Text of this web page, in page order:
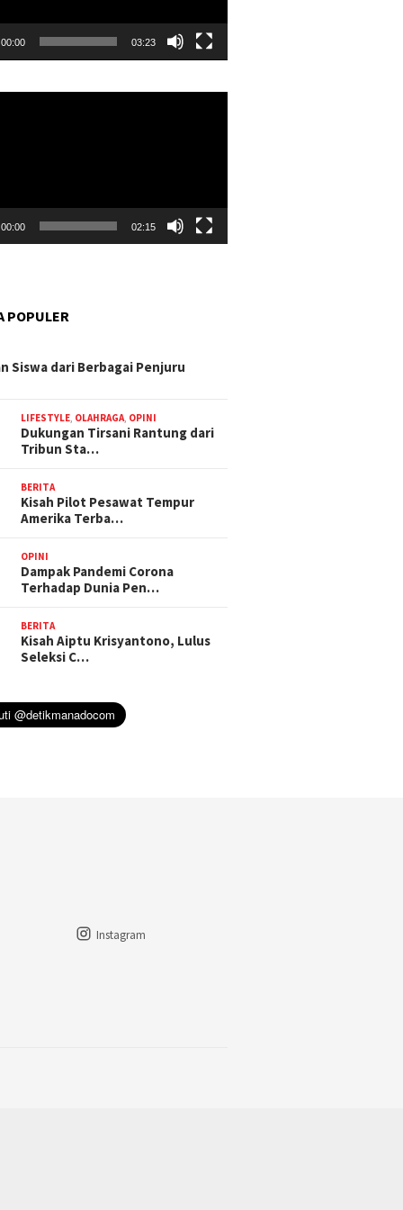
00:00 03:23
00:00 02:15
POPULER
Siswa dari Berbagai Penjuru
LIFESTYLE, OLAHRAGA, OPINI
Dukungan Tirsani Rantung dari
Tribun Sta…
BERITA
Kisah Pilot Pesawat Tempur
Amerika Terba…
OPINI
Dampak Pandemi Corona
Terhadap Dunia Pen…
BERITA
Kisah Aiptu Krisyantono, Lulus
Seleksi C…
Instagram